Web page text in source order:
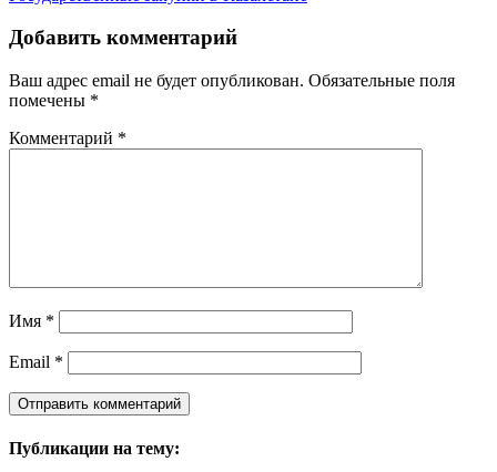
Добавить комментарий
Ваш адрес email не будет опубликован. Обязательные поля
помечены *
Комментарий *
Имя *
Email *
Публикации на тему: